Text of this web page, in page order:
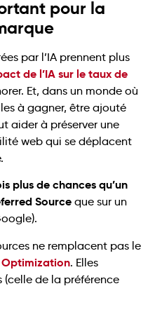
pour la
par l’IA prennent plus
de l’IA sur le taux de
Et, dans un monde où
à gagner, être ajouté
aider à préserver une
web qui se déplacent
plus de chances qu’un
Source que sur un
ne remplacent pas le
Optimization. Elles
de la préférence